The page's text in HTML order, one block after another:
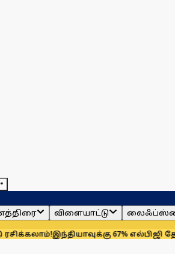
விளையாட்டு
67% எல்பிஜி தேவையைப்